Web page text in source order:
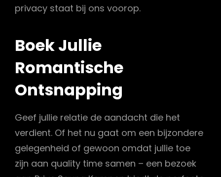
privacy staat bij ons voorop.
Boek Jullie
Romantische
Ontsnapping
Geef jullie relatie de aandacht die het
verdient. Of het nu gaat om een bijzondere
gelegenheid of gewoon omdat jullie toe
zijn aan quality time samen – een bezoek